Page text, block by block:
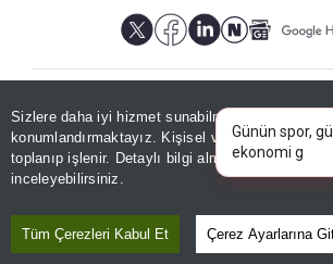
Sizlere daha iyi hizmet sunabilmek adına
konumlandırmaktayız. Kişisel verileriniz, KVKK
toplanıp işlenir. Detaylı bilgi almak için
inceleyebilirsiniz.
Tüm Çerezleri Kabul Et Çerez Ayarlarına
YORUMLAR
Günün spor,
ekonomi
edin!